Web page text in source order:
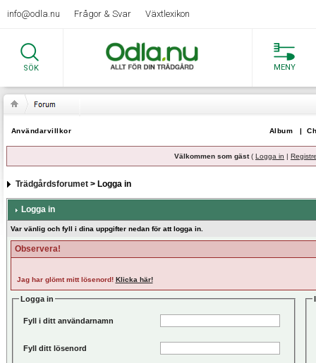
info@odla.nu Frågor & Svar Växtlexikon
SÖK MENY
Användarvillkor Album |
Välkommen som gäst( Logga in |
Trädgårdsforumet> Logga in
Logga in
Var vänlig och fyll i dina uppgifter nedan för att logga in.
Observera!
Jag har glömt mitt lösenord! Klicka här!
Logga in
Fyll i ditt användarnamn
Fyll ditt lösenord